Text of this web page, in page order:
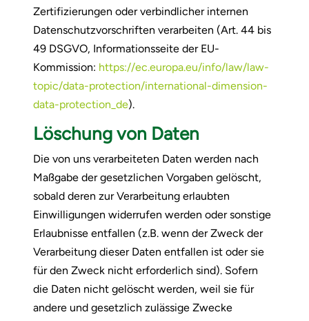
Zertifizierungen oder verbindlicher internen
Datenschutzvorschriften verarbeiten (Art. 44 bis
49 DSGVO, Informationsseite der EU-
Kommission: https://ec.europa.eu/info/law/law-
topic/data-protection/international-dimension-
data-protection_de).
Löschung von Daten
Die von uns verarbeiteten Daten werden nach
Maßgabe der gesetzlichen Vorgaben gelöscht,
sobald deren zur Verarbeitung erlaubten
Einwilligungen widerrufen werden oder sonstige
Erlaubnisse entfallen (z.B. wenn der Zweck der
Verarbeitung dieser Daten entfallen ist oder sie
für den Zweck nicht erforderlich sind). Sofern
die Daten nicht gelöscht werden, weil sie für
andere und gesetzlich zulässige Zwecke